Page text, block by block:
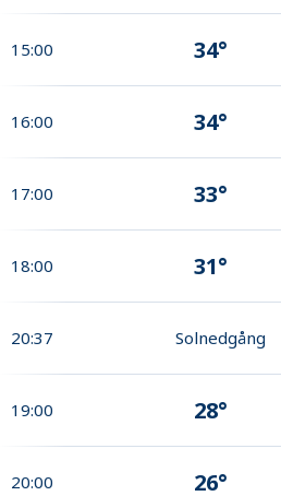
15:00 34°
16:00 34°
17:00 33°
18:00 31°
20:37 Solnedgång
19:00 28°
20:00 26°